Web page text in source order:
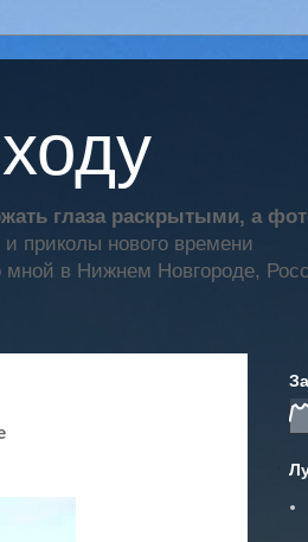
глаза раскрытыми, а
приколы нового времени
в Нижнем Новгороде,